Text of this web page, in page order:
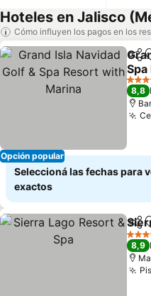
Hoteles en Jalisco
Cómo influyen los pagos en los
Opción popular
5
8,8
Seleccioná las fechas para
exactos
4
8,9